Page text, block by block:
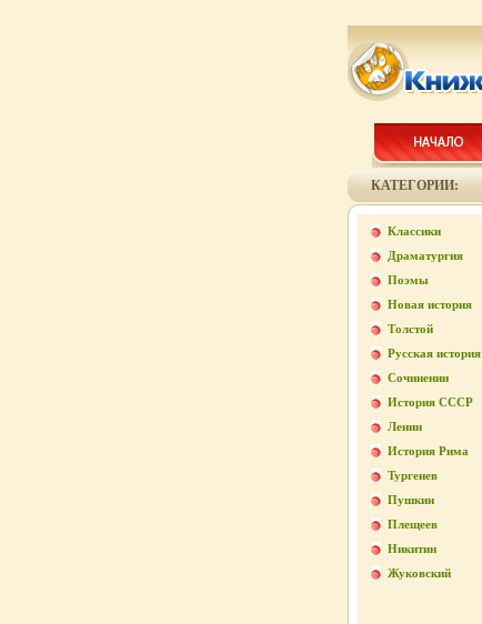
КАТЕГОРИИ:
Классики
Драматургия
Поэмы
Новая история
Толстой
Русская история
Сочинении
История СССР
Ленин
История Рима
Тургенев
Пушкин
Плещеев
Никитин
Жуковский